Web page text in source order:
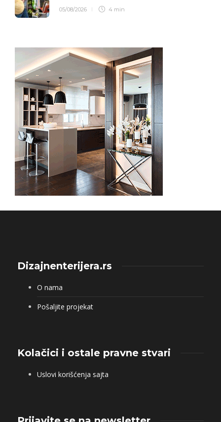
05/08/2026 4 min
Dizajnenterijera.rs
O nama
Pošaljite projekat
Kolačici i ostale pravne stvari
Uslovi korišćenja sajta